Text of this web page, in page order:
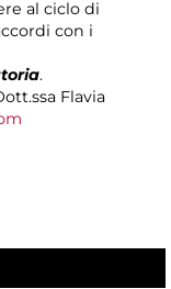
al ciclo di
con i
.
Flavia